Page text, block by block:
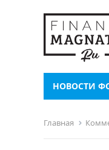
НОВОСТИ
Главная